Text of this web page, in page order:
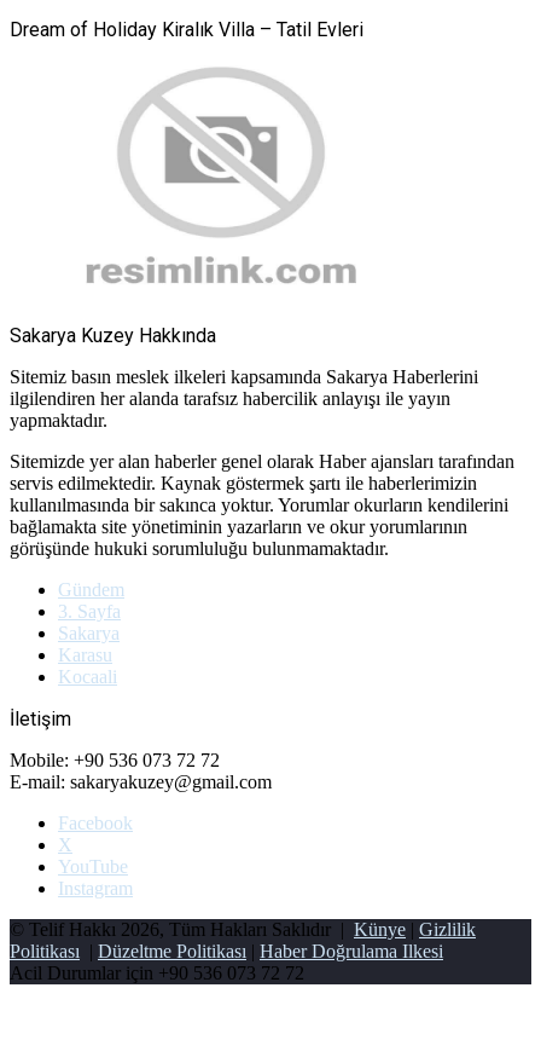
Dream of Holiday Kiralık Villa – Tatil Evleri
Sakarya Kuzey Hakkında
Sitemiz basın meslek ilkeleri kapsamında Sakarya Haberlerini
ilgilendiren her alanda tarafsız habercilik anlayışı ile yayın
yapmaktadır.
Sitemizde yer alan haberler genel olarak Haber ajansları tarafından
servis edilmektedir. Kaynak göstermek şartı ile haberlerimizin
kullanılmasında bir sakınca yoktur. Yorumlar okurların kendilerini
bağlamakta site yönetiminin yazarların ve okur yorumlarının
görüşünde hukuki sorumluluğu bulunmamaktadır.
Gündem
3. Sayfa
Sakarya
Karasu
Kocaali
İletişim
Mobile: +90 536 073 72 72
E-mail: sakaryakuzey@gmail.com
Facebook
X
YouTube
Instagram
© Telif Hakkı 2026, Tüm Hakları Saklıdır | Künye | Gizlilik
Politikası | Düzeltme Politikası | Haber Doğrulama Ilkesi
Acil Durumlar için +90 536 073 72 72